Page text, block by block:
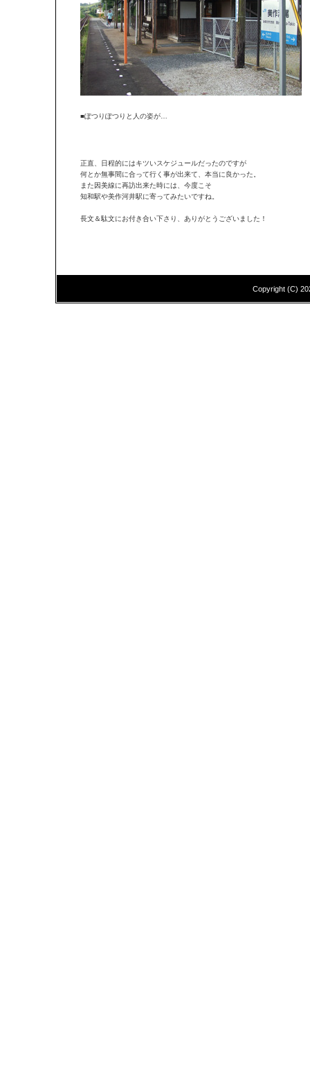
■ぽつりぽつりと人の姿が…
正直、日程的にはキツいスケジュールだったのですが
何とか無事間に合って行く事が出来て、本当に良かった。
また因美線に再訪出来た時には、今度こそ
知和駅や美作河井駅に寄ってみたいですね。
長文＆駄文にお付き合い下さり、ありがとうございました！
Copyright (C)